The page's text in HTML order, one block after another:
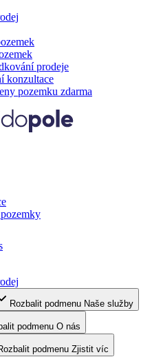
prodeje
konzultace
pozemku zdarma
Rozbalit podmenu Naše služby
podmenu O nás
podmenu Zjistit víc